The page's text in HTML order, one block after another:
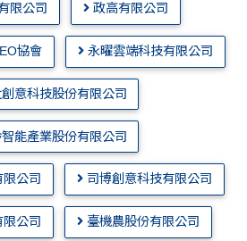
限公司 政高有限公司
協會 永曜雲端科技有限公司
意科技股份有限公司
能產業股份有限公司
公司 司博創意科技有限公司
公司 臺機農股份有限公司